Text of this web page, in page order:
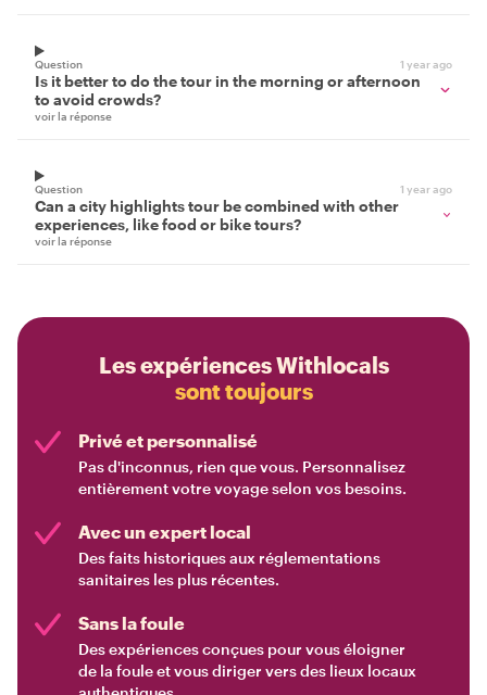
Question 1 year ago
Is it better to do the tour in the morning or afternoon
to avoid crowds?
voir la réponse
Question 1 year ago
Can a city highlights tour be combined with other
experiences, like food or bike tours?
voir la réponse
Les expériences Withlocals
sont toujours
Privé et personnalisé
Pas d'inconnus, rien que vous. Personnalisez
entièrement votre voyage selon vos besoins.
Avec un expert local
Des faits historiques aux réglementations
sanitaires les plus récentes.
Sans la foule
Des expériences conçues pour vous éloigner
de la foule et vous diriger vers des lieux locaux